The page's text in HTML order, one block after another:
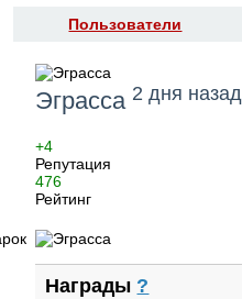
Пользователи
Эграсса 2 дня назад
+4
Репутация
476
Рейтинг
Награды ?